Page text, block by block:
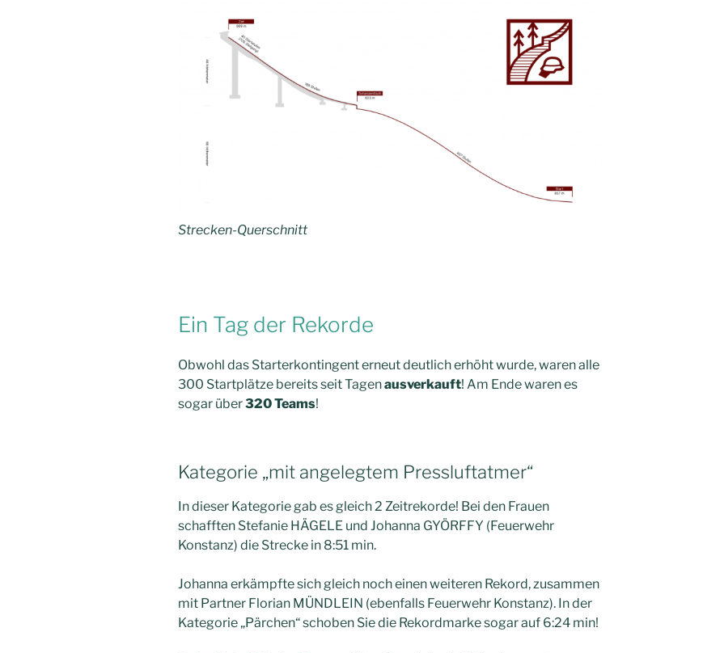
Strecken-Querschnitt
Ein Tag der Rekorde
Obwohl das Starterkontingent erneut deutlich erhöht wurde, waren alle
300 Startplätze bereits seit Tagenausverkauft! Am Ende waren es
sogar über320 Teams!
Kategorie „mit angelegtem Pressluftatmer“
In dieser Kategorie gab es gleich 2 Zeitrekorde! Bei den Frauen
schafften Stefanie HÄGELE und Johanna GYÖRFFY (Feuerwehr
Konstanz) die Strecke in 8:51 min.
Johanna erkämpfte sich gleich noch einen weiteren Rekord, zusammen
mit Partner Florian MÜNDLEIN (ebenfalls Feuerwehr Konstanz). In der
Kategorie „Pärchen“ schoben Sie die Rekordmarke sogar auf 6:24 min!